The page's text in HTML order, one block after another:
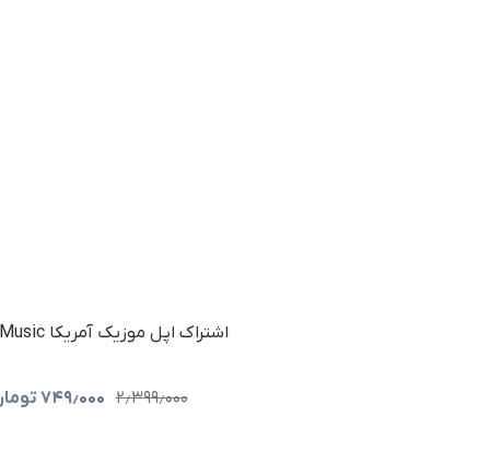
اشتراک اپل موزیک آمریکا Apple Music
۲٫۳۹۹٫۰۰۰ ۷۴۹٫۰۰۰